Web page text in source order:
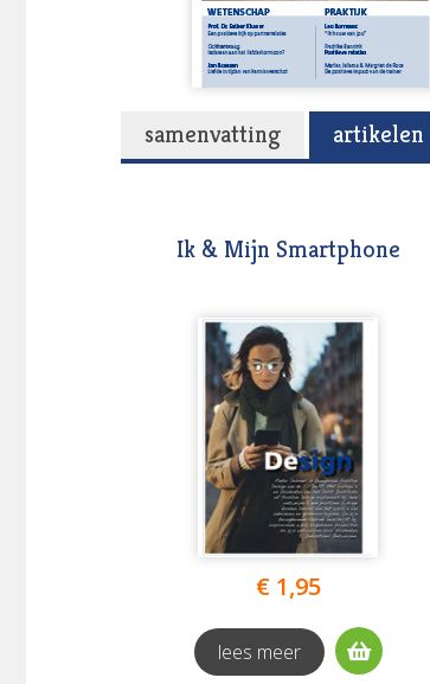
samenvatting artikelen
Ik & Mijn Smartphone
€ 1,95
lees meer